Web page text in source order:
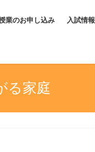
業のお申し込み 入試情報
る家庭